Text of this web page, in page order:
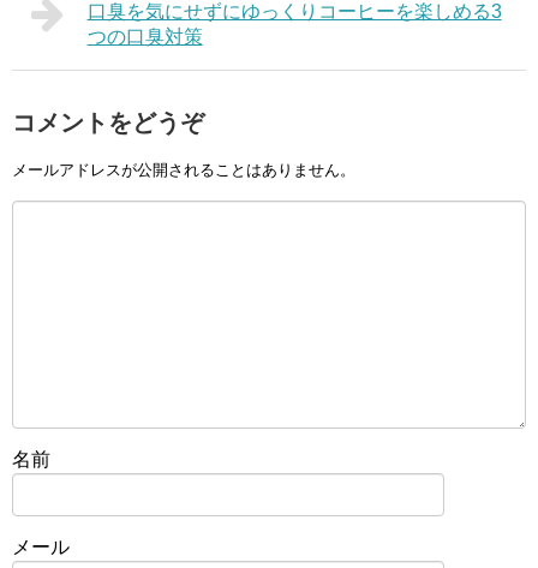
口臭を気にせずにゆっくりコーヒーを楽しめる3
つの口臭対策
コメントをどうぞ
メールアドレスが公開されることはありません。
名前
メール